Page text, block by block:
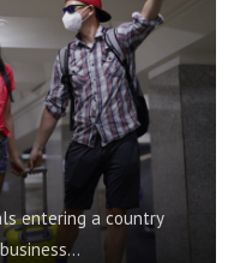
entering a country